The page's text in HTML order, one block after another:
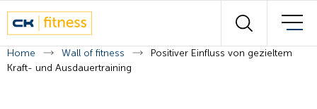
Wall of fitness
Unsere Experten
Home Wall of fitness
Positiver Einfluss von gezieltem
Kraft- und Ausdauertraining